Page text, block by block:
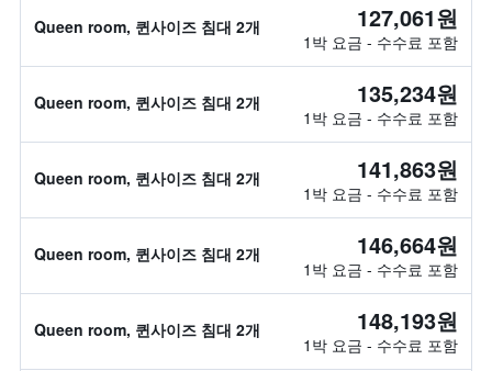
Queen room, 퀸사이즈 침대 2개 127,061원
1박 요금 - 수수료 포함
Queen room, 퀸사이즈 침대 2개 135,234원
1박 요금 - 수수료 포함
Queen room, 퀸사이즈 침대 2개 141,863원
1박 요금 - 수수료 포함
Queen room, 퀸사이즈 침대 2개 146,664원
1박 요금 - 수수료 포함
Queen room, 퀸사이즈 침대 2개 148,193원
1박 요금 - 수수료 포함